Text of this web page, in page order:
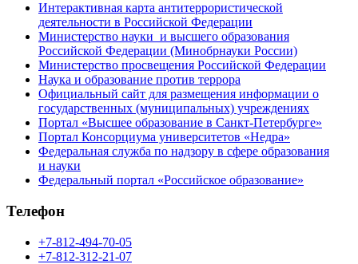
Интерактивная карта антитеррористической
деятельности в Российской Федерации
Министерство науки и высшего образования
Российской Федерации (Минобрнауки России)
Министерство просвещения Российской Федерации
Наука и образование против террора
Официальный сайт для размещения информации о
государственных (муниципальных) учреждениях
Портал «Высшее образование в Санкт-Петербурге»
Портал Консорциума университетов «Недра»
Федеральная служба по надзору в сфере образования
и науки
Федеральный портал «Российское образование»
Телефон
+7-812-494-70-05
+7-812-312-21-07